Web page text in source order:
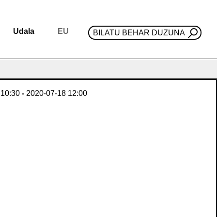
Udala EU BILATU BEHAR DUZUNA
10:30 - 2020-07-18 12:00